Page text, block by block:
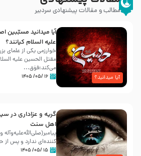
مطالب و مقالات پیشنهادی سردبیر
آیا میدانید؟
آیا میدانید
علیه ‌السلام کیانند؟
خوارزمی یکی از علمای
مقتل الحسین علیه
می‌کند:فوَق...
۱۶ /۰۵/ ۱۴۰۵
گریه و عزاداری در
اهل سنت
کننده‌ای ندارد و پس
۱۵ /۰۵/ ۱۴۰۵